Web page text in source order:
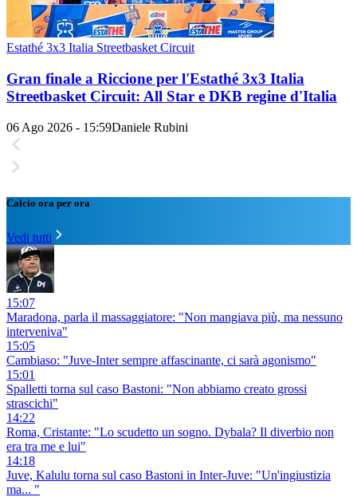
Estathé 3x3 Italia Streetbasket Circuit
Gran finale a Riccione per l'Estathé 3x3 Italia
Streetbasket Circuit: All Star e DKB regine d'Italia
06 Ago 2026 - 15:59Daniele Rubini
Calcio ora per ora
Vedi tutti
15:07
Maradona, parla il massaggiatore: "Non mangiava più, ma nessuno
interveniva"
15:05
Cambiaso: "Juve-Inter sempre affascinante, ci sarà agonismo"
15:01
Spalletti torna sul caso Bastoni: "Non abbiamo creato grossi
strascichi"
14:22
Roma, Cristante: "Lo scudetto un sogno. Dybala? Il diverbio non
era tra me e lui"
14:18
Juve, Kalulu torna sul caso Bastoni in Inter-Juve: "Un'ingiustizia
ma... "